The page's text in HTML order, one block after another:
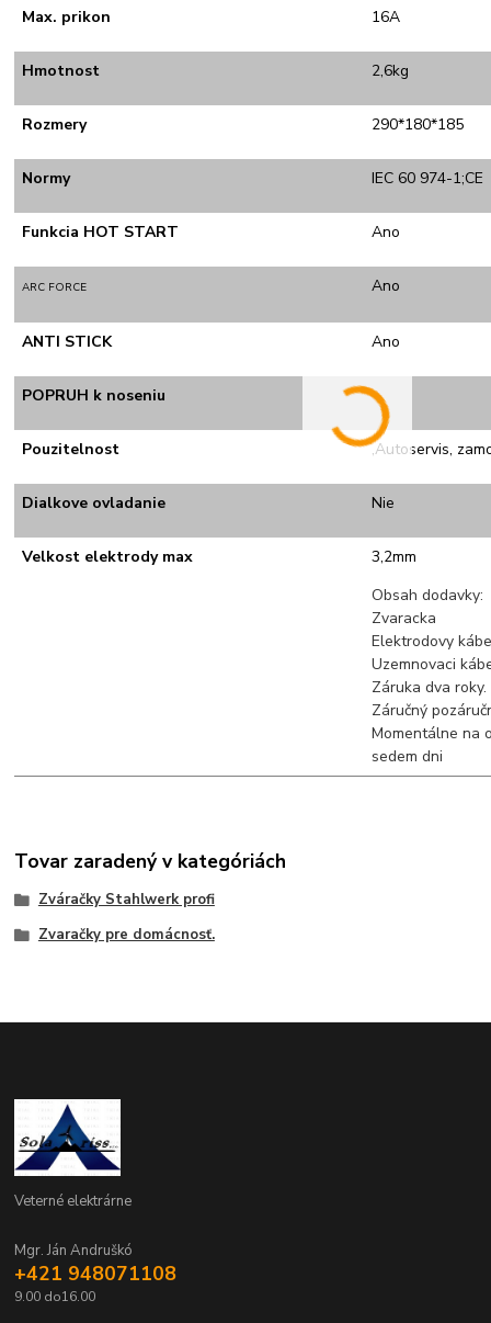
Max. prikon 16A
Hmotnost 2,6kg
Rozmery 290*180*185
Normy IEC 60 974-1;CE
Funkcia HOT START Ano
ARC FORCE Ano
ANTI STICK Ano
POPRUH k noseniu -
Pouzitelnost ,Autoservis,
Dialkove ovladanie Nie
Velkost elektrody max
3,2mm
Obsah dodavky:
Zvaracka
Elektrodovy
Uzemnovaci
Záruka dva
Záručný
Momentálne na
sedem dni
Tovar zaradený v kategóriách
Zváračky Stahlwerk profi
Zvaračky pre domácnosť.
Veterné elektrárne
Mgr. Ján Andruškó
+421 948071108
9.00 do16.00